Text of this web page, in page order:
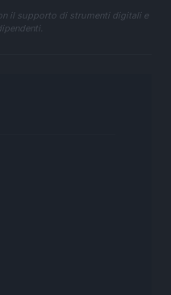
il supporto di strumenti digitali e